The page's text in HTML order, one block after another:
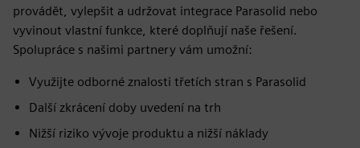
provádět, vylepšit a udržovat integrace Parasolid nebo
vyvinout vlastní funkce, které doplňují naše řešení.
Spolupráce s našimi partnery vám umožní:
Využijte odborné znalosti třetích stran s Parasolid
Další zkrácení doby uvedení na trh
Nižší riziko vývoje produktu a nižší náklady